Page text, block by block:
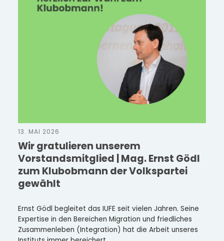
13. MAI 2026
Wir gratulieren unserem
Vorstandsmitglied | Mag. Ernst Gödl
zum Klubobmann der Volkspartei
gewählt
Ernst Gödl begleitet das IUFE seit vielen Jahren. Seine
Expertise in den Bereichen Migration und friedliches
Zusammenleben (Integration) hat die Arbeit unseres